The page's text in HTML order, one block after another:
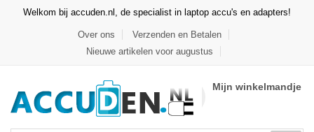
Welkom bij accuden.nl, de specialist in laptop accu's en adapters!
Over ons
Verzenden en Betalen
Nieuwe artikelen voor augustus
Mijn winkelmandje